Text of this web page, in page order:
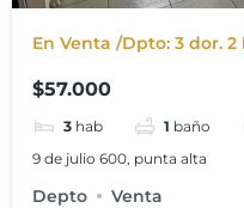
En Venta /Dpto: 3 dor.
$57.000
3 hab 1 baño
9 de julio 600, punta alta
Depto Venta